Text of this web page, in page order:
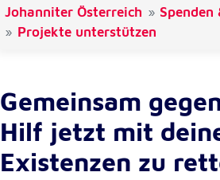
Johanniter Österreich
Spenden
Projekte unterstützen
Gemeinsam
Hilf jetzt mit
Existenzen zu
Zweck:
Google Tag Manager
Anbieter: